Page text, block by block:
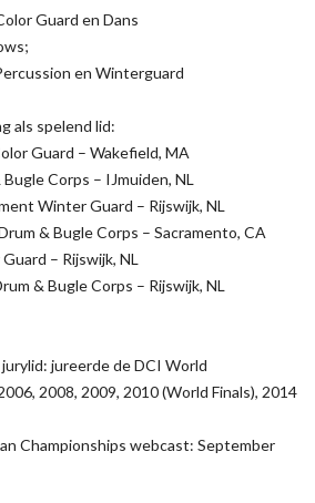
Guard en Dans
en Winterguard
als spelend lid:
Guard – Wakefield, MA
Corps – IJmuiden, NL
Winter Guard – Rijswijk, NL
& Bugle Corps – Sacramento, CA
– Rijswijk, NL
& Bugle Corps – Rijswijk, NL
jureerde de DCI World
2008, 2009, 2010 (World Finals), 2014
Championships webcast: September